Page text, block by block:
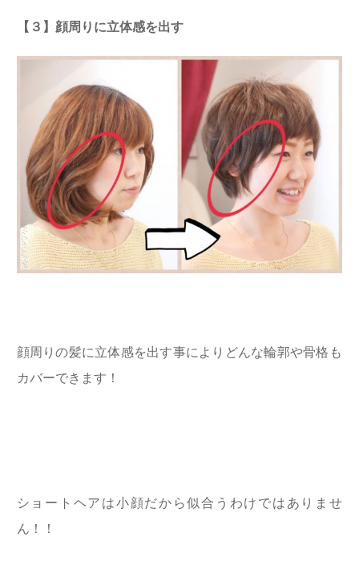
【３】顔周りに立体感を出す
顔周りの髪に立体感を出す事によりどんな輪郭や骨格も
カバーできます！
ショートヘアは小顔だから似合うわけではありませ
ん！！